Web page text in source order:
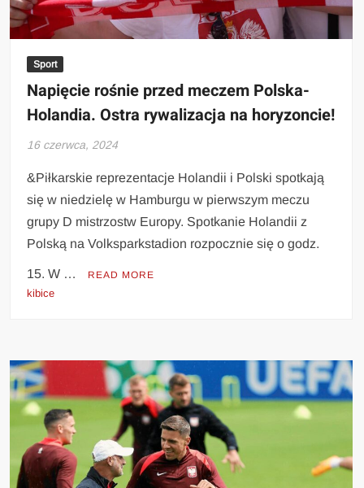
Sport
Napięcie rośnie przed meczem Polska-
Holandia. Ostra rywalizacja na horyzoncie!
16 czerwca, 2024
&Piłkarskie reprezentacje Holandii i Polski spotkają
się w niedzielę w Hamburgu w pierwszym meczu
grupy D mistrzostw Europy. Spotkanie Holandii z
Polską na Volksparkstadion rozpocznie się o godz.
15. W … READ MORE
kibice